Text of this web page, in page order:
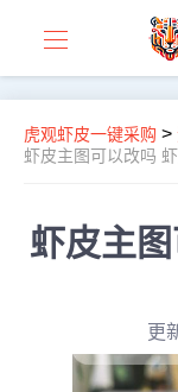
虎观虾皮一键采购 >
虾皮主图可以改吗
虾皮主
更